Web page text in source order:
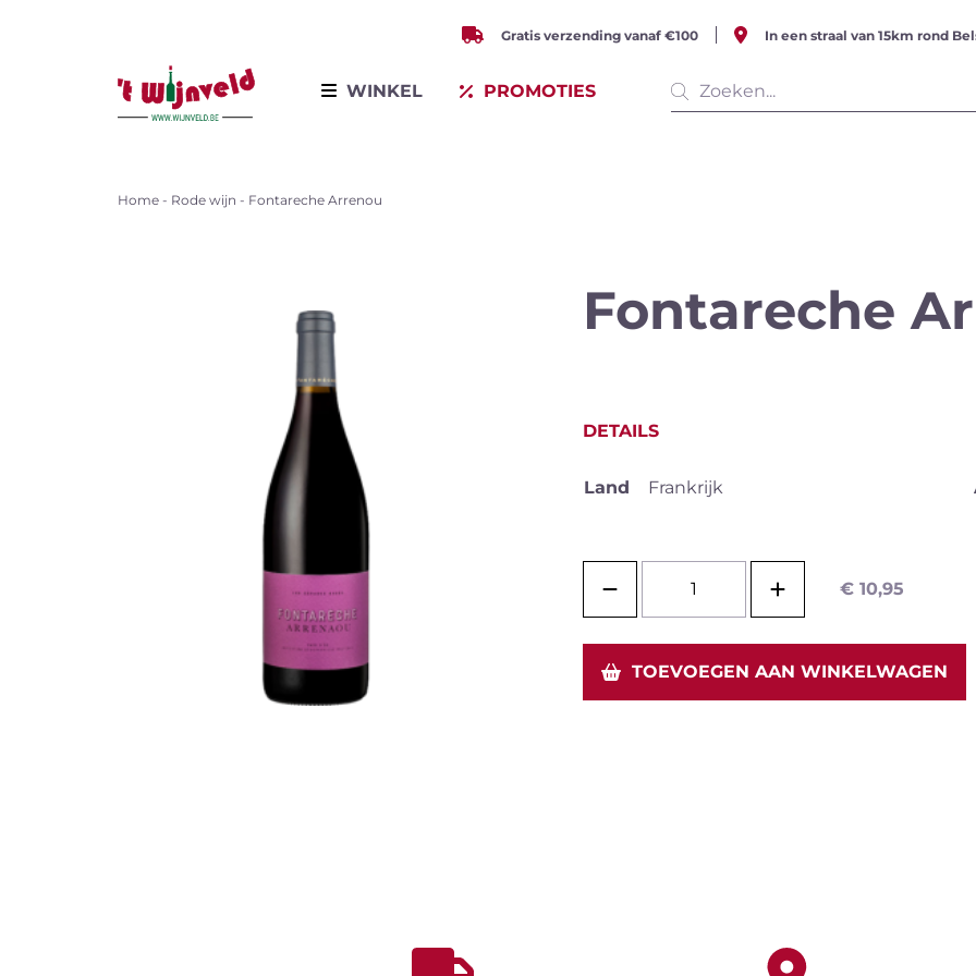
Gratis verzending vanaf €100 In een straal van 15km rond
WINKEL PROMOTIES
Wijnontdekkingsdagen
Voor verenigingen
Witte wijn Rosé
Home - Rode wijn - Fontareche Arrenou
Fontareche
DETAILS
Land Frankrijk
€ 10,95
TOEVOEGEN AAN WINKELWAGEN